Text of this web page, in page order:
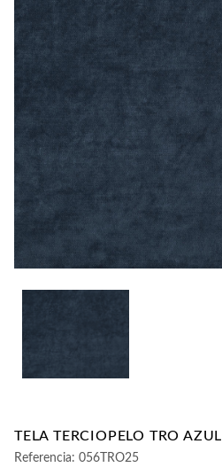
CONTACTO
TELA TERCIOPELO TRO AZUL
Referencia: 056TRO25